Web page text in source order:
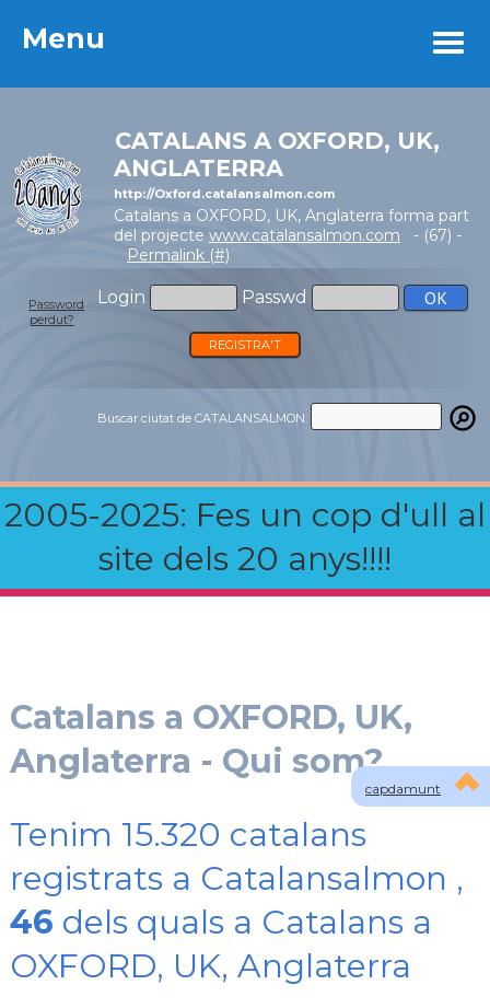
Menu
CATALANS A OXFORD, UK,
ANGLATERRA
http://Oxford.catalansalmon.com
Catalans a OXFORD, UK, Anglaterra forma part
del projecte www.catalansalmon.com - (67) -
Permalink (#)
Login Passwd
Password
perdut?
REGISTRA'T
Buscar ciutat de CATALANSALMON:
2005-2025: Fes un cop d'ull al
site dels 20 anys!!!!
Menu
capdamunt
Catalans a OXFORD, UK,
Anglaterra - Qui som?
Tenim 15.320 catalans
registrats a Catalansalmon ,
46 dels quals a Catalans a
OXFORD, UK, Anglaterra